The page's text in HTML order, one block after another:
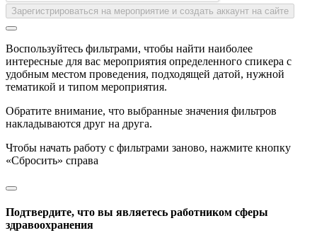
Зарегистрироваться на мероприятие и создать аккаунт на сайте
Воспользуйтесь фильтрами, чтобы найти наиболее
интересные для вас мероприятия определенного спикера с
удобным местом проведения, подходящей датой, нужной
тематикой и типом мероприятия.
Обратите внимание, что выбранные значения фильтров
накладываются друг на друга.
Чтобы начать работу с фильтрами заново, нажмите кнопку
«Сбросить» справа
Подтвердите, что вы являетесь работником сферы
здравоохранения